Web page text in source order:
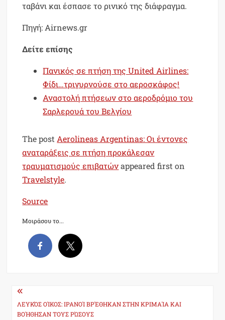
ταβάνι και έσπασε το ρινικό της διάφραγμα.
Πηγή: Airnews.gr
Δείτε επίσης
Πανικός σε πτήση της United Airlines:
Φίδι…τριγυρνούσε στο αεροσκάφος!
Αναστολή πτήσεων στο αεροδρόμιο του
Σαρλερουά του Βελγίου
The post Aerolineas Argentinas: Οι έντονες
αναταράξεις σε πτήση προκάλεσαν
τραυματισμούς επιβατώνappeared first on
Travelstyle.
Source
Μοιράσου το...
Post
navigation
ΛΕΥΚΌΣ ΟΊΚΟΣ: ΙΡΑΝΟΊ ΒΡΈΘΗΚΑΝ ΣΤΗΝ ΚΡΙΜΑΊΑ ΚΑΙ
ΒΟΉΘΗΣΑΝ ΤΟΥΣ ΡΏΣΟΥΣ